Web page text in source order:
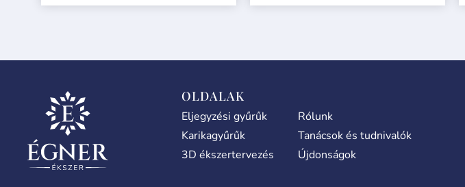
OLDALAK
Eljegyzési gyűrűk
Karikagyűrűk
3D ékszertervezés
Rólunk
Tanácsok és tudnivalók
Újdonságok